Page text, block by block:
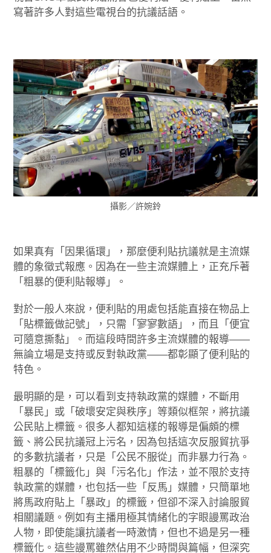
寫著許多人對這些電視台的抗議話語。
攝影／許婉鈴
如果真有「因果循環」，那麼便利貼抗議就是主流媒
體的象徵式報應。因為在一些主流媒體上，正充斥著
「粗暴的便利貼報導」。
對於一般人來說，便利貼的用處包括能直接在物品上
「貼標籤做記號」，只需「寥寥數語」，而且「便宜
可隨意撕黏」。而這段時間許多主流媒體的報導——
無論立場是支持或反對執政黨——都彰顯了便利貼的
特色。
最明顯的是，可以看到支持執政黨的媒體，不斷用
「暴民」或「破壞安定與秩序」等類似框架，將抗議
公民貼上標籤。很多人都知這樣的報導是偏頗的標
籤、將公民抗議冠上污名，因為包括這次反服貿抗爭
的多數抗議者，只是「公民不服從」而非暴力行為。
粗暴的「標籤化」與「污名化」作法，並不限於支持
執政黨的媒體，也包括一些「反馬」媒體，只簡單地
將馬政府貼上「暴政」的標籤，但卻不深入討論服貿
相關議題。例如有主播用極其情緒化的字眼謾罵政治
人物，即使能讓抗議者一時激情，但也不過是另一種
標籤化。這些謾罵雖然佔用不少時間與篇幅，但深究